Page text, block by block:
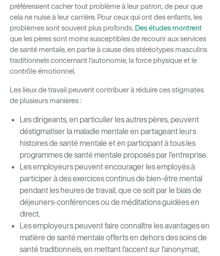
préféreraient cacher tout problème à leur patron, de peur que
cela ne nuise à leur carrière. Pour ceux qui ont des enfants, les
problèmes sont souvent plus profonds. Des études montrent
que les pères sont moins susceptibles de recourir aux services
de santé mentale, en partie à cause des stéréotypes masculins
traditionnels concernant l'autonomie, la force physique et le
contrôle émotionnel.
Les lieux de travail peuvent contribuer à réduire ces stigmates
de plusieurs manières :
Les dirigeants, en particulier les autres pères, peuvent
déstigmatiser la maladie mentale en partageant leurs
histoires de santé mentale et en participant à tous les
programmes de santé mentale proposés par l’entreprise.
Les employeurs peuvent encourager les employés à
participer à des exercices continus de bien-être mental
pendant les heures de travail, que ce soit par le biais de
déjeuners-conférences ou de méditations guidées en
direct.
Les employeurs peuvent faire connaître les avantages en
matière de santé mentale offerts en dehors des soins de
santé traditionnels, en mettant l’accent sur l’anonymat,